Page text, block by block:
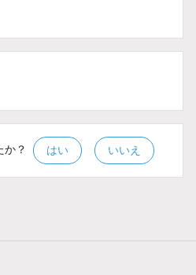
か？ はい いいえ